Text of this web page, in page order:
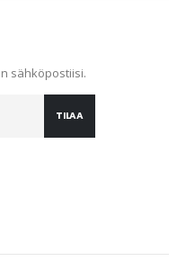
sähköpostiisi.
TILAA